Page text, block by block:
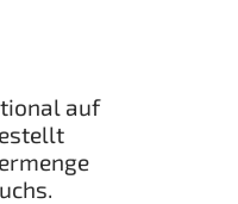
auf